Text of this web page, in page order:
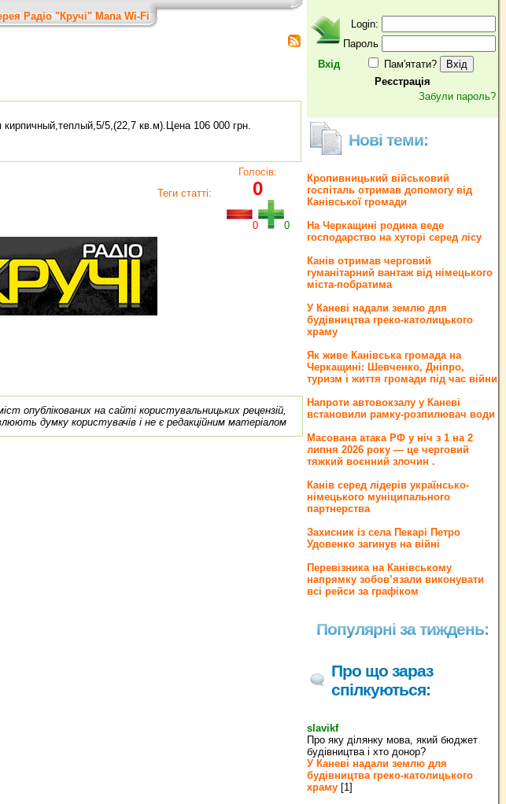
Радіо "Кручі" Мапа Wi-Fi
5,(22,7 кв.м).Цена 106 000 грн.
Теги статті:
Голосів:
0
0 0
опублікованих на сайті користувальницьких рецензій,
думку користувачів і не є редакційним матеріалом
Вхід
Login:
Пароль
Пам'ятати?
Реєстрація
Забули пароль?
Нові теми:
Кропивницький військовий
госпіталь отримав допомогу від
Канівської громади
На Черкащині родина веде
господарство на хуторі серед лісу
Канів отримав черговий
гуманітарний вантаж від німецького
міста-побратима
У Каневі надали землю для
будівництва греко‐католицького
храму
Як живе Канівська громада на
Черкащині: Шевченко, Дніпро,
туризм і життя громади під час війни
Напроти автовокзалу у Каневі
встановили рамку-розпилювач води
Масована атака РФ у ніч з 1 на 2
липня 2026 року — це черговий
тяжкий воєнний злочин .
Канів серед лідерів українсько-
німецького муніципального
партнерства
Захисник із села Пекарі Петро
Удовенко загинув на війні
Перевізника на Канівському
напрямку зобов’язали виконувати
всі рейси за графіком
Популярні за тиждень:
Про що зараз
спілкуються:
slavikf
Про яку ділянку мова, який бюджет
будівництва і хто донор?
У Каневі надали землю для
будівництва греко‐католицького
храму [1]